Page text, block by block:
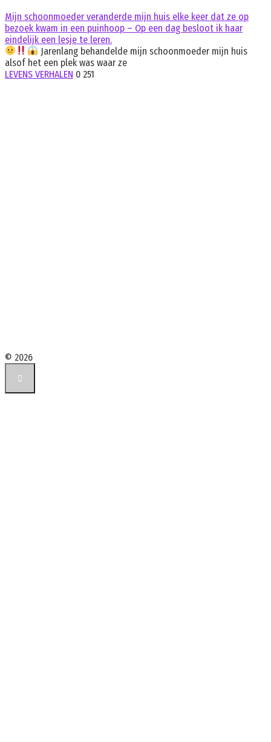
Mijn schoonmoeder veranderde mijn huis elke keer dat ze op
bezoek kwam in een puinhoop – Op een dag besloot ik haar
eindelijk een lesje te leren.
Jarenlang behandelde mijn schoonmoeder mijn huis
alsof het een plek was waar ze
LEVENS VERHALEN 0 251
© 2026